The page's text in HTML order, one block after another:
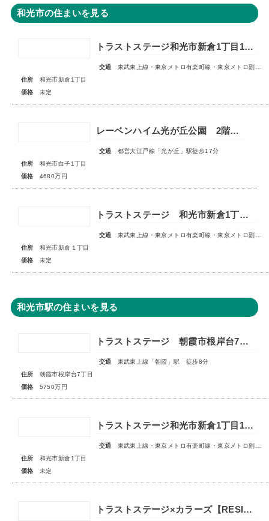
和光市の住まいを見る
トラストステージ和光市新倉1丁目18期 全6区画■第1期分譲 販売予告■
交通
東武東上線・東京メトロ有楽町線・東京メトロ副都心線「和光市」駅 徒歩14～15分
住所
和光市新倉1丁目
価格
未定
レーベンハイム光が丘公園 2階部分
交通
都営大江戸線「光が丘」駅徒歩17分
住所
和光市白子1丁目
価格
4680万円
トラストステージ 和光市新倉1丁目17期 全5区画■第1期分譲 販売予告■
交通
東武東上線・東京メトロ有楽町線・東京メトロ副都心線「和光市」駅 徒歩14～15分
住所
和光市新倉１丁目
価格
未定
和光市駅の住まいを見る
トラストステージ 朝霞市根岸台7丁目44期 限定1区画
交通
東武東上線「朝霞」駅 徒歩8分
住所
朝霞市根岸台7丁目
価格
5750万円
トラストステージ和光市新倉1丁目16期 全11区画◇販売予告◇
交通
東武東上線・東京メトロ有楽町線・東京メトロ副都心線「和光市」駅 徒歩14～15分
住所
和光市新倉1丁目
価格
未定
トラストステージ×カラーズ【RESIDENCE】朝霞市根岸台7丁目41期 全13区画第一期分譲 宅地分譲第二期分譲 新築分譲住宅 ◇販売予告◇